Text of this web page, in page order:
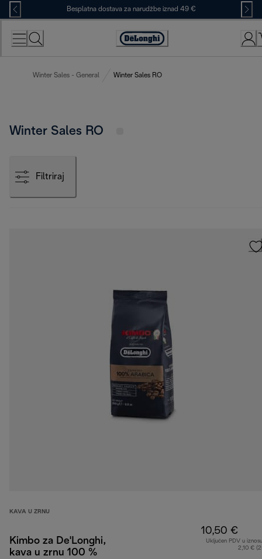
Skip
to
Content
Besplatna dostava za narudžbe iznad 49 €
Accessibility
Winter Sales - General Winter Sales RO
Winter Sales RO
Filtriraj
KAVA U ZRNU
Kimbo za De'Longhi,
kava u zrnu 100 %
10,50 €
Uključen PDV u
2,10 €